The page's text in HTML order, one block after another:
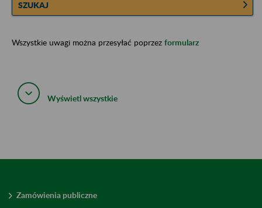
SZUKAJ
Wszystkie uwagi można przesyłać poprzez formularz
Wyświetl wszystkie
Zamówienia publiczne